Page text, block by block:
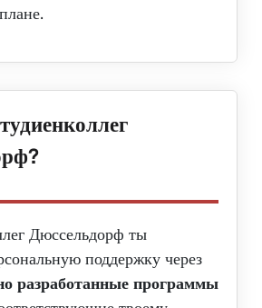
Дюссельдорф ты
поддержку через
разработанные программы